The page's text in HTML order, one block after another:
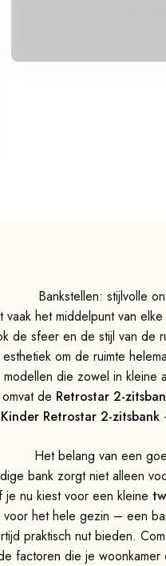
Bankstellen: stijlvolle
vaak het middelpunt van
de sfeer en de stijl van de
om de ruimte
modellen die zowel in
de Retrostar 2-
Kinder Retrostar 2-zitsbank
Het belang van een
bank zorgt niet alleen
nu kiest voor een kleine
voor het hele gezin – een
praktisch nut bieden.
factoren die je